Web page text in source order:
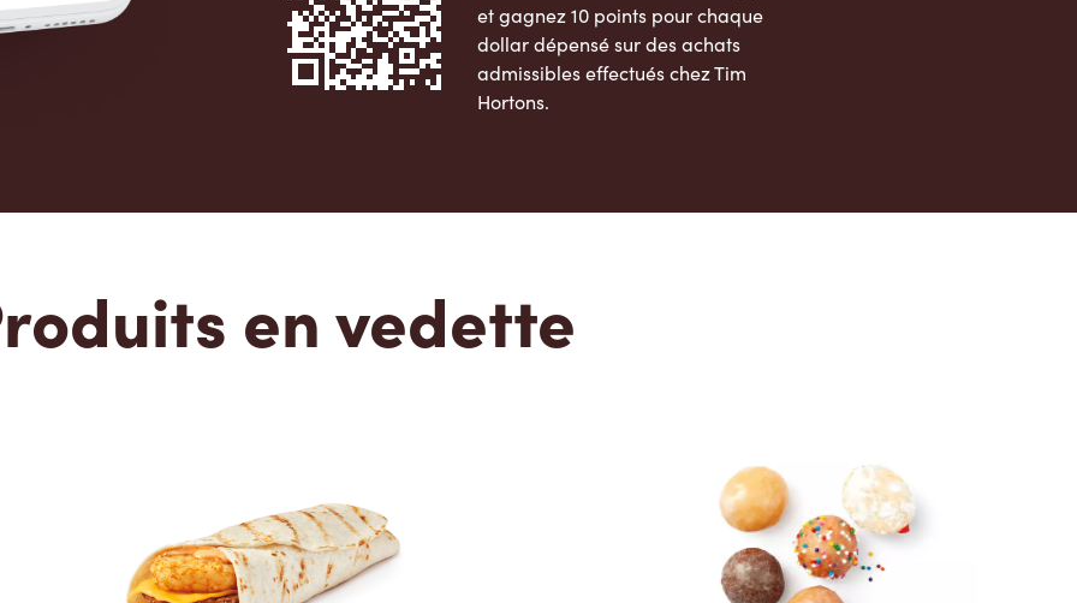
et gagnez 10 points pour chaque
dollar dépensé sur des achats
admissibles effectués chez Tim
Hortons.
en vedette